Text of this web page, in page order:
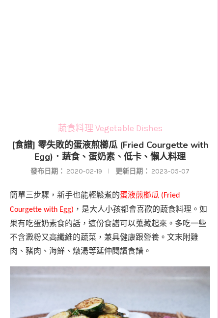
蔬食料理 Vegetable Dishes
[食譜] 零失敗的蛋液煎櫛瓜 (Fried Courgette with
Egg)．蔬食、蛋奶素、低卡、懶人料理
發布日期： 2020-02-19 更新日期： 2023-05-07
簡單三步驟，新手也能輕鬆煮的蛋液煎櫛瓜 (Fried
Courgette with Egg) ，是大人小孩都會喜歡的蔬食料理。如
果有吃蛋奶素食的話，這份食譜可以蒐藏起來。多吃一些
不含澱粉又高纖維的蔬菜，兼具健康跟營養。 文末附雞
肉、豬肉、海鮮、燉湯等延伸閱讀食譜。